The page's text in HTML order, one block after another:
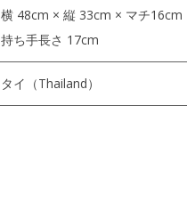
横 48cm × 縦 33cm × マチ16cm
持ち手長さ 17cm
タイ（Thailand）